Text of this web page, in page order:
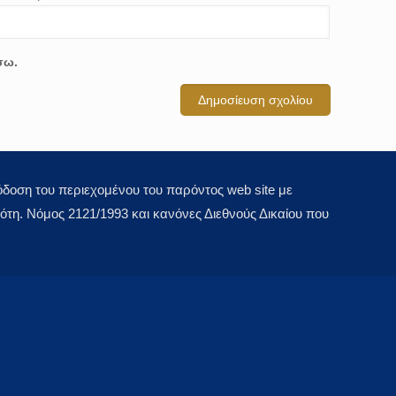
του περιεχομένου του παρόντος web site με
Νόμος 2121/1993 και κανόνες Διεθνούς Δικαίου που